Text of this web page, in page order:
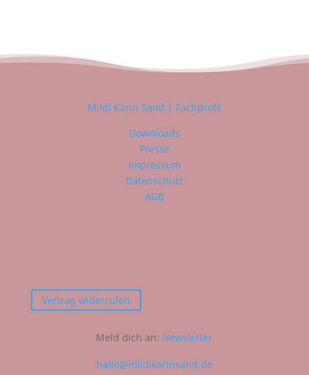
Mildi Karin Sand | Fachprofil
Downloads
Presse
Impressum
Datenschutz
AGB
Vertrag widerrufen
Meld dich an: Newsletter
hallo@mildikarinsand.de